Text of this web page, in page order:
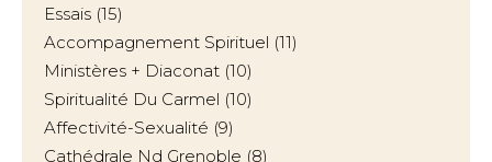
Essais (15)
Accompagnement Spirituel (11)
Ministères + Diaconat (10)
Spiritualité Du Carmel (10)
Affectivité-Sexualité (9)
Cathédrale Nd Grenoble (8)